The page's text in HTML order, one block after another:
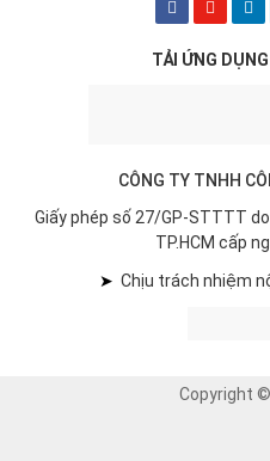
TẢI ỨNG
CÔNG TY TNHH
Giấy phép số 27/GP-STTTT
TP.HCM cấp
➤ Chịu trách nhiệm
Copyright